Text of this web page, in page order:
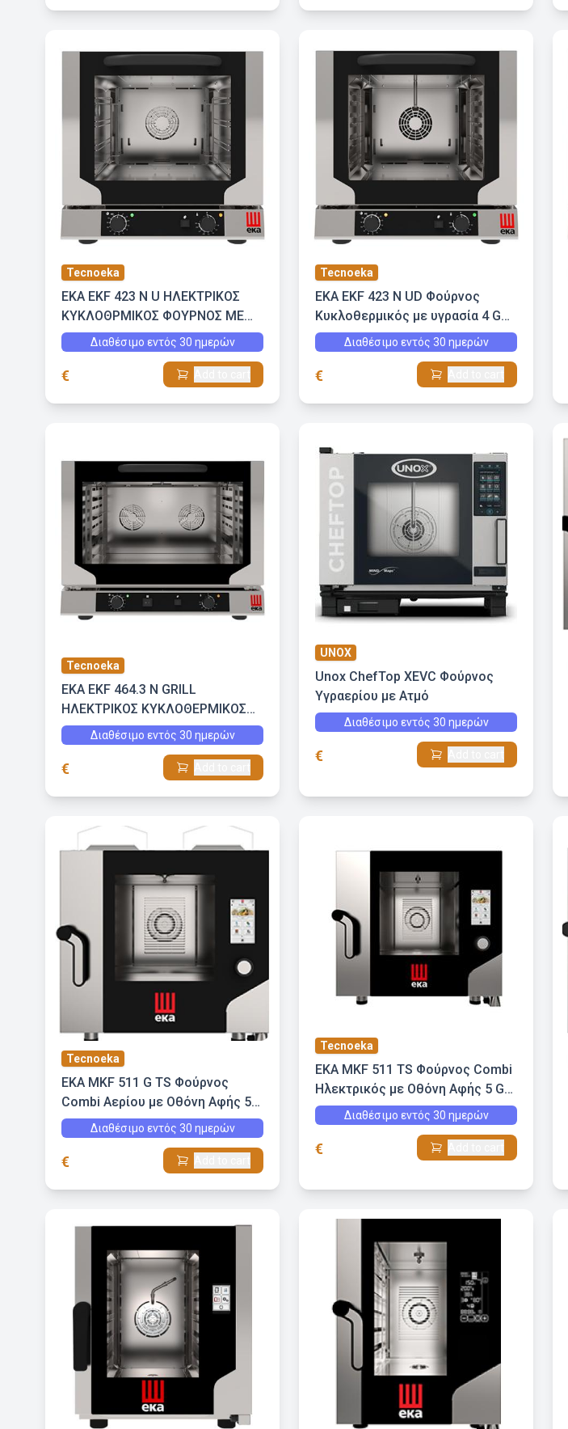
Tecnoeka
EKA EKF 423 N U ΗΛΕΚΤΡΙΚΟΣ
ΚΥΚΛΟΘΡΜΙΚΟΣ ΦΟΥΡΝΟΣ ΜΕ
ΕΜΜΕΣΗ ΥΓΡΑΣΙΑ
Διαθέσιμο εντός 30 ημερών
€
Tecnoeka
EKA EKF 423 N UD Φούρνος
Κυκλοθερμικός με υγρασία 4 GN
2/3
Διαθέσιμο εντός 30 ημερών
€
Tecnoeka
EKA EKF 464.3 N GRILL
ΗΛΕΚΤΡΙΚΟΣ ΚΥΚΛΟΘΕΡΜΙΚΟΣ
ΦΟΥΡΝΟΣ ΜΕ GRILL ΚΑΙ ΕΜΜΕΣΗ
ΥΓΡΑΣΙΑ
Διαθέσιμο εντός 30 ημερών
€
UNOX
Unox ChefTop XEVC Φούρνος
Υγραερίου με Ατμό
Διαθέσιμο εντός 30 ημερών
€
Tecnoeka
EKA MKF 511 G TS Φούρνος
Combi Αερίου με Οθόνη Αφής 5
GN 1/1Διαθέσιμο εντός 30 ημερών
€
Tecnoeka
EKA MKF 511 TS Φούρνος Combi
Ηλεκτρικός με Οθόνη Αφής 5 GN
1/1
Διαθέσιμο εντός 30 ημερών
€